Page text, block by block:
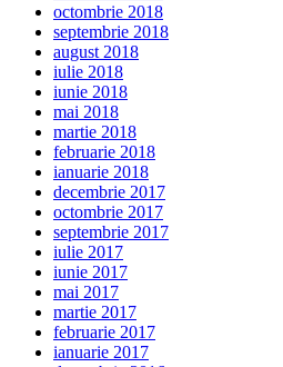
octombrie 2018
septembrie 2018
august 2018
iulie 2018
iunie 2018
mai 2018
martie 2018
februarie 2018
ianuarie 2018
decembrie 2017
octombrie 2017
septembrie 2017
iulie 2017
iunie 2017
mai 2017
martie 2017
februarie 2017
ianuarie 2017